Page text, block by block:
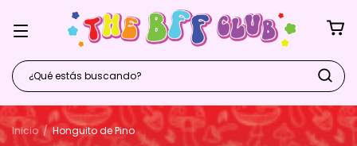
Inicio / Honguito de Pino